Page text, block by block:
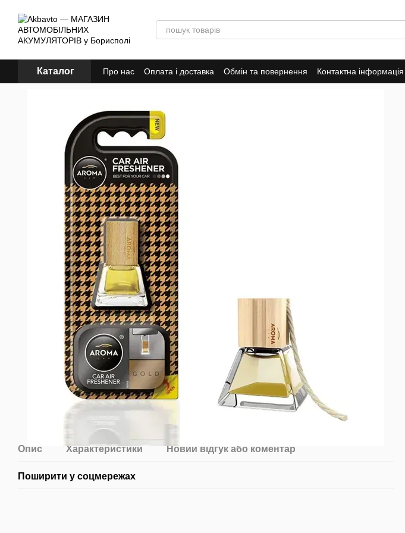
Каталог Про нас Оплата і доставка Обмін та повернення Контактна інформація
Опис Характеристики Новий відгук або коментар
Поширити у соцмережах